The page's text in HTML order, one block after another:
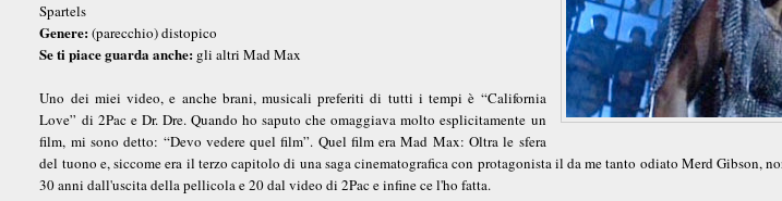
Spartels
Genere:(parecchio) distopico
Se ti piace guarda anche: gli altri Mad Max
Uno dei miei video, e anche brani, musicali preferiti di tutti i tempi è “California
Love” di 2Pac e Dr. Dre. Quando ho saputo che omaggiava molto esplicitamente un
film, mi sono detto: “Devo vedere quel film”. Quel film era Mad Max: Oltra le sfera
del tuono e, siccome era il terzo capitolo di una saga cinematografica con protagonista il da me tanto odiato Merd Gibson,
30 anni dall'uscita della pellicola e 20 dal video di 2Pac e infine ce l'ho fatta.